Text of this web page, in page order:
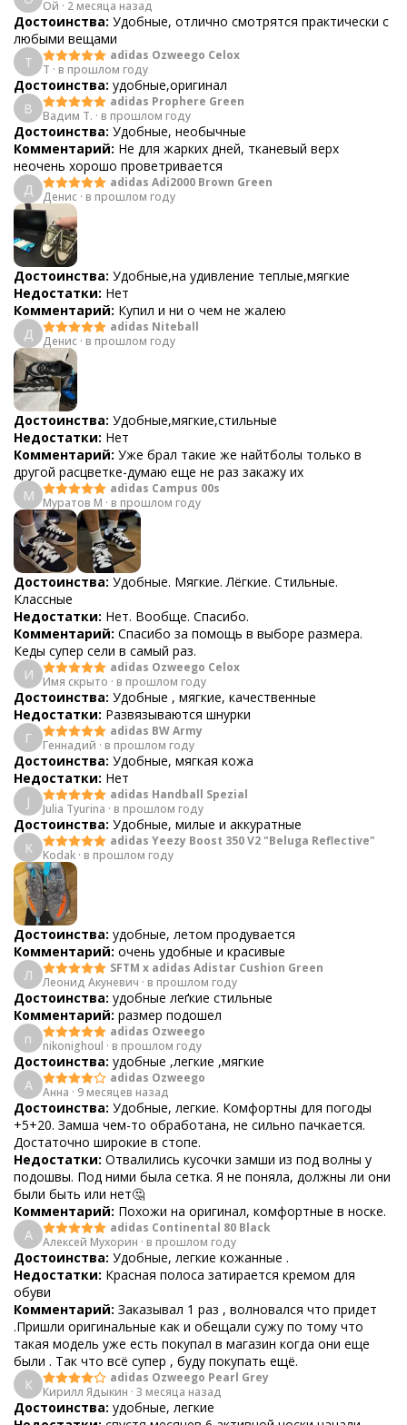
Ой · 2 месяца назад
Достоинства: Удобные, отлично смотрятся практически с
любыми вещами
T
adidas Ozweego Celox
T · в прошлом году
Достоинства: удобные,оригинал
В
adidas Prophere Green
Вадим Т. · в прошлом году
Достоинства: Удобные, необычные
Комментарий: Не для жарких дней, тканевый верх
неочень хорошо проветривается
Д
adidas Adi2000 Brown Green
Денис · в прошлом году
Достоинства: Удобные,на удивление теплые,мягкие
Недостатки: Нет
Комментарий: Купил и ни о чем не жалею
Д
adidas Niteball
Денис · в прошлом году
Достоинства: Удобные,мягкие,стильные
Недостатки: Нет
Комментарий: Уже брал такие же найтболы только в
другой расцветке-думаю еще не раз закажу их
М
adidas Campus 00s
Муратов М · в прошлом году
Достоинства: Удобные. Мягкие. Лёгкие. Стильные.
Классные
Недостатки: Нет. Вообще. Спасибо.
Комментарий: Спасибо за помощь в выборе размера.
Кеды супер сели в самый раз.
И
adidas Ozweego Celox
Имя скрыто · в прошлом году
Достоинства: Удобные , мягкие, качественные
Недостатки: Развязываются шнурки
Г
adidas BW Army
Геннадий · в прошлом году
Достоинства: Удобные, мягкая кожа
Недостатки: Нет
J
adidas Handball Spezial
Julia Tyurina · в прошлом году
Достоинства: Удобные, милые и аккуратные
K
adidas Yeezy Boost 350 V2 "Beluga Reflective"
Kodak · в прошлом году
Достоинства: удобные, летом продувается
Комментарий: очень удобные и красивые
Л
SFTM x adidas Adistar Cushion Green
Леонид Акуневич · в прошлом году
Достоинства: удобные леґкие стильные
Комментарий: размер подошел
n
adidas Ozweego
nikonighoul · в прошлом году
Достоинства: удобные ,легкие ,мягкие
А
adidas Ozweego
Анна · 9 месяцев назад
Достоинства: Удобные, легкие. Комфортны для погоды
+5+20. Замша чем-то обработана, не сильно пачкается.
Достаточно широкие в стопе.
Недостатки: Отвалились кусочки замши из под волны у
подошвы. Под ними была сетка. Я не поняла, должны ли они
были быть или нет🤔
Комментарий: Похожи на оригинал, комфортные в носке.
А
adidas Continental 80 Black
Алексей Мухорин · в прошлом году
Достоинства: Удобные, легкие кожанные .
Недостатки: Красная полоса затирается кремом для
обуви
Комментарий: Заказывал 1 раз , волновался что придет
.Пришли оригинальные как и обещали сужу по тому что
такая модель уже есть покупал в магазин когда они еще
были . Так что всё супер , буду покупать ещё.
К
adidas Ozweego Pearl Grey
Кирилл Ядыкин · 3 месяца назад
Достоинства: удобные, легкие